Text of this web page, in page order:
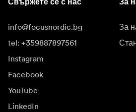
Свържете се с нас
info@focusnordic.bg
tel: +359887897561
Instagram
Facebook
YouTube
LinkedIn
За
За